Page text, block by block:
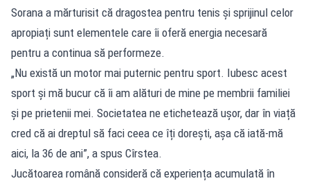
Sorana a mărturisit că dragostea pentru tenis și sprijinul celor
apropiați sunt elementele care îi oferă energia necesară
pentru a continua să performeze.
„Nu există un motor mai puternic pentru sport. Iubesc acest
sport și mă bucur că îi am alături de mine pe membrii familiei
și pe prietenii mei. Societatea ne etichetează ușor, dar în viață
cred că ai dreptul să faci ceea ce îți dorești, așa că iată-mă
aici, la 36 de ani”, a spus Cîrstea.
Jucătoarea română consideră că experiența acumulată în